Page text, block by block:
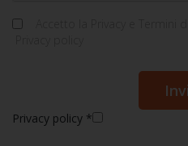
Privacy policy *